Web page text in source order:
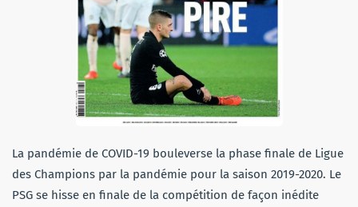
La pandémie de COVID-19 bouleverse la phase finale de Ligue
des Champions par la pandémie pour la saison 2019-2020. Le
PSG se hisse en finale de la compétition de façon inédite